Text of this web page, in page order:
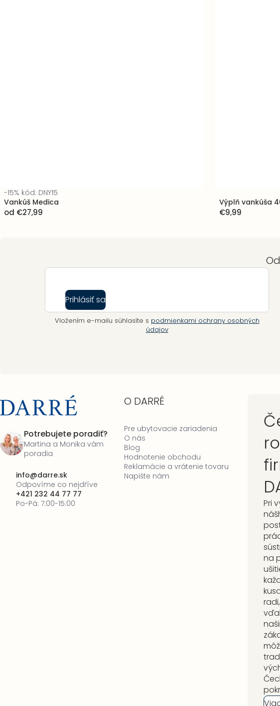
-15% kód: DNY15
Vankúš Medica
od €27,99
Výplň vankúša
€9,99
Potrebujete poradiť?
Martina a Monika vám
poradia
info@darre.sk
Odpovíme co nejdříve
+421 232 44 77 77
Po-Pá: 7:00-15:00
Prihlásiť sa
Vložením e-mailu súhlasíte s podmienkami ochrany osobných
údajov
O DARRÉ
Pre ubytovacie zariadenia
O nás
Blog
Hodnotenie obchodu
Reklamácie a vrátenie tovaru
Napište nám
Pri
na